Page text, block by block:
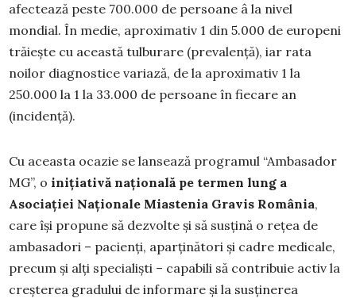
afectează peste 700.000 de persoane â la nivel
mondial. În medie, aproximativ 1 din 5.000 de europeni
trăiește cu această tulburare (prevalență), iar rata
noilor diagnostice variază, de la aproximativ 1 la
250.000 la 1 la 33.000 de persoane în fiecare an
(incidență).
Cu aceasta ocazie se lansează programul “Ambasador
MG”, o inițiativă națională pe termen lung a
Asociației Naţionale Miastenia Gravis România,
care își propune să dezvolte și să susțină o rețea de
ambasadori – pacienți, aparținători și cadre medicale,
precum și alți specialiști – capabili să contribuie activ la
creșterea gradului de informare și la susținerea